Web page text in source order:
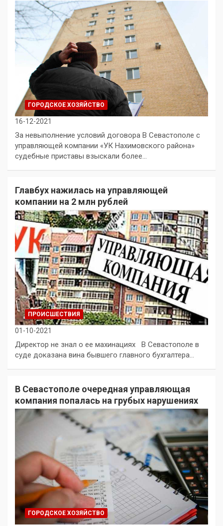
ГОРОДСКОЕ ХОЗЯЙСТВО
16-12-2021
За невыполнение условий договора В Севастополе с
управляющей компании «УК Нахимовского района»
судебные приставы взыскали более…
Главбух нажилась на управляющей
компании на 2 млн рублей
ПРОИСШЕСТВИЯ
01-10-2021
Директор не знал о ее махинациях В Севастополе в
суде доказана вина бывшего главного бухгалтера…
В Севастополе очередная управляющая
компания попалась на грубых нарушениях
ГОРОДСКОЕ ХОЗЯЙСТВО